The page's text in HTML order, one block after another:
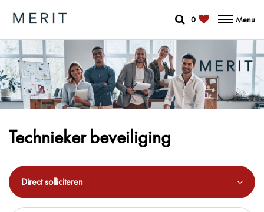
0 Menu
Technieker beveiliging
Direct solliciteren